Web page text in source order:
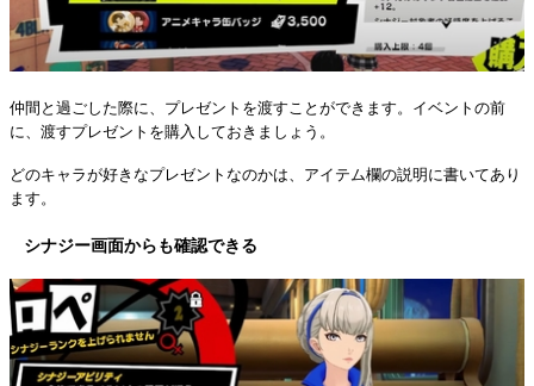
仲間と過ごした際に、プレゼントを渡すことができます。イベントの前
に、渡すプレゼントを購入しておきましょう。
どのキャラが好きなプレゼントなのかは、アイテム欄の説明に書いてあり
ます。
シナジー画面からも確認できる